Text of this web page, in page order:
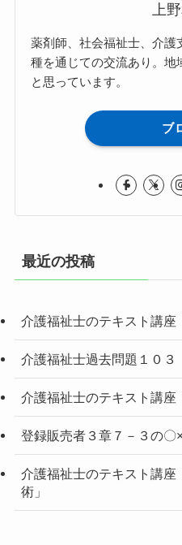
上
薬剤師、社会福祉士、介護
種を通じての交流あり。地
と思っています。
ブ
最近の投稿
介護福祉士のテキスト講座
介護福祉士過去問題１０３
介護福祉士のテキスト講座
登録販売者３章７－３の〇
介護福祉士のテキスト講座
術」